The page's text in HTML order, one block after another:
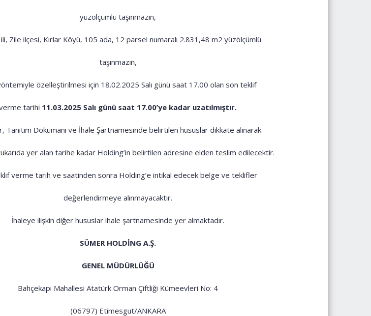
yüzölçümlü taşınmazın,
Zile ilçesi, Kırlar Köyü, 105 ada, 12 parsel numaralı 2.831,48 m2 yüzölçümlü
taşınmazın,
özelleştirilmesi için 18.02.2025 Salı günü saat 17.00 olan son teklif
tarihi 11.03.2025 Salı günü saat 17.00’ye kadar uzatılmıştır.
Tanıtım Dokümanı ve İhale Şartnamesinde belirtilen hususlar dikkate alınarak
yer alan tarihe kadar Holding’in belirtilen adresine elden teslim edilecektir.
verme tarih ve saatinden sonra Holding’e intikal edecek belge ve teklifler
değerlendirmeye alınmayacaktır.
İhaleye ilişkin diğer hususlar ihale şartnamesinde yer almaktadır.
SÜMER HOLDİNG A.Ş.
GENEL MÜDÜRLÜĞÜ
Bahçekapı Mahallesi Atatürk Orman Çiftliği Kümeevleri No: 4
(06797) Etimesgut/ANKARA